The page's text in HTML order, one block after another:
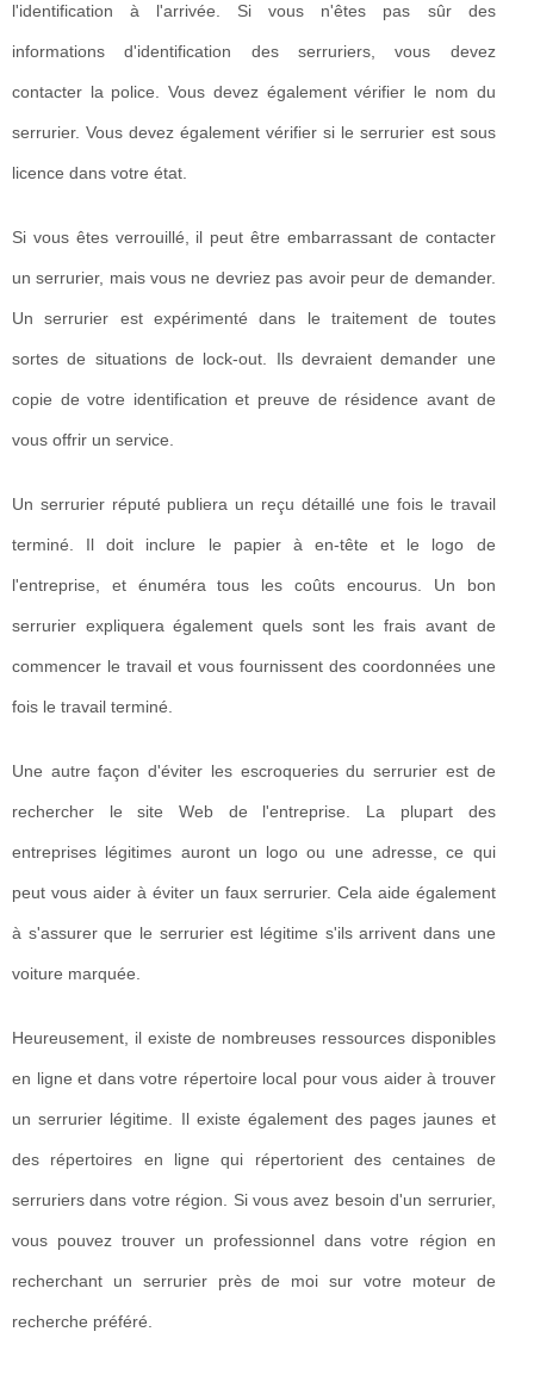
l'identification à l'arrivée. Si vous n'êtes pas sûr des
informations d'identification des serruriers, vous devez
contacter la police. Vous devez également vérifier le nom du
serrurier. Vous devez également vérifier si le serrurier est sous
licence dans votre état.
Si vous êtes verrouillé, il peut être embarrassant de contacter
un serrurier, mais vous ne devriez pas avoir peur de demander.
Un serrurier est expérimenté dans le traitement de toutes
sortes de situations de lock-out. Ils devraient demander une
copie de votre identification et preuve de résidence avant de
vous offrir un service.
Un serrurier réputé publiera un reçu détaillé une fois le travail
terminé. Il doit inclure le papier à en-tête et le logo de
l'entreprise, et énuméra tous les coûts encourus. Un bon
serrurier expliquera également quels sont les frais avant de
commencer le travail et vous fournissent des coordonnées une
fois le travail terminé.
Une autre façon d'éviter les escroqueries du serrurier est de
rechercher le site Web de l'entreprise. La plupart des
entreprises légitimes auront un logo ou une adresse, ce qui
peut vous aider à éviter un faux serrurier. Cela aide également
à s'assurer que le serrurier est légitime s'ils arrivent dans une
voiture marquée.
Heureusement, il existe de nombreuses ressources disponibles
en ligne et dans votre répertoire local pour vous aider à trouver
un serrurier légitime. Il existe également des pages jaunes et
des répertoires en ligne qui répertorient des centaines de
serruriers dans votre région. Si vous avez besoin d'un serrurier,
vous pouvez trouver un professionnel dans votre région en
recherchant un serrurier près de moi sur votre moteur de
recherche préféré.